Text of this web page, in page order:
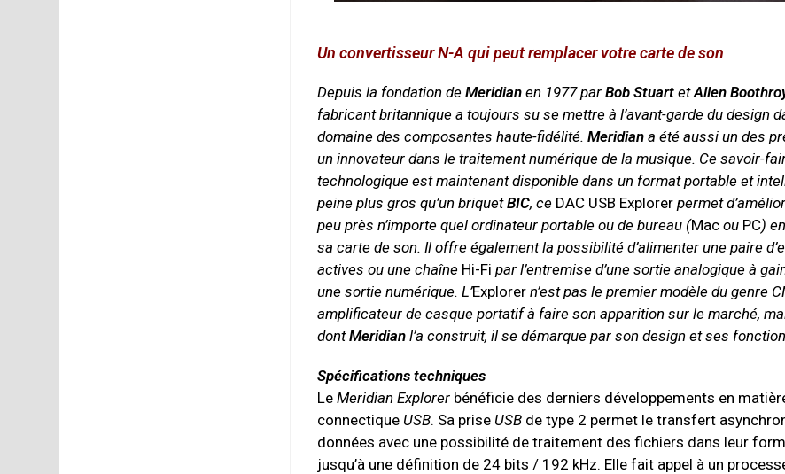
Un convertisseur N-A qui peut remplacer votre carte de son
Depuis la fondation deMeridian en 1977 parBob Stuart etAllen
fabricant britannique a toujours su se mettre à l’avant-garde du design
domaine des composantes haute-fidélité.Meridian a été aussi un des
un innovateur dans le traitement numérique de la musique. Ce savoir-
technologique est maintenant disponible dans un format portable et
peine plus gros qu’un briquetBIC, ce DAC USB Explorer permet
peu près n’importe quel ordinateur portable ou de bureau (Mac ou PC)
sa carte de son. Il offre également la possibilité d’alimenter une paire
actives ou une chaîne Hi-Fi par l’entremise d’une sortie analogique à
une sortie numérique. L’Explorer n’est pas le premier modèle du genre
amplificateur de casque portatif à faire son apparition sur le marché,
dontMeridian l’a construit, il se démarque par son design et ses
Spécifications techniques
LeMeridian Explorer bénéficie des derniers développements en
connectique USB. Sa prise USB de type 2 permet le transfert
données avec une possibilité de traitement des fichiers dans leur
jusqu’à une définition de 24 bits / 192 kHz. Elle fait appel à un